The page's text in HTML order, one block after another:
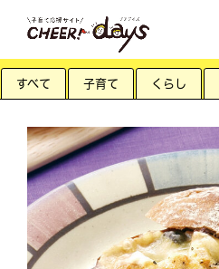
すべて 子育て くらし